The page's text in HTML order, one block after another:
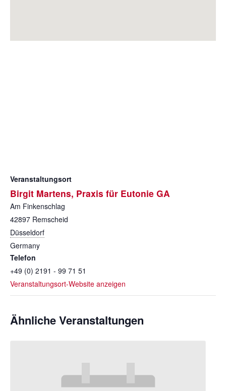
Veranstaltungsort
Birgit Martens, Praxis für Eutonie GA
Am Finkenschlag
42897 Remscheid
Düsseldorf
Germany
Telefon
+49 (0) 2191 - 99 71 51
Veranstaltungsort-Website anzeigen
Ähnliche Veranstaltungen